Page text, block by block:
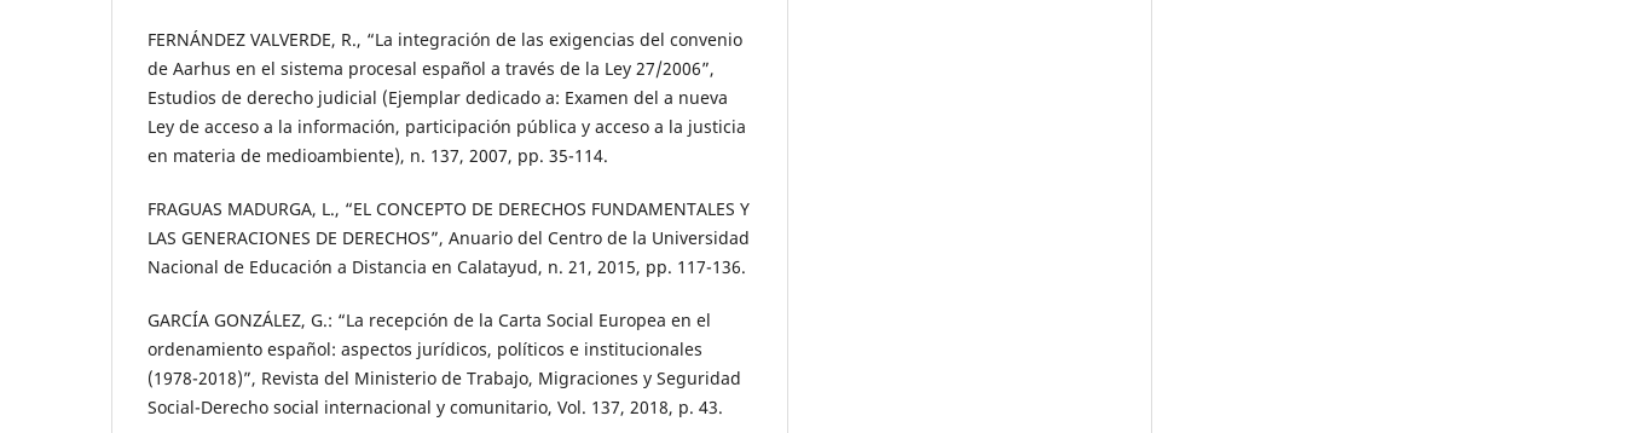
FERNÁNDEZ VALVERDE, R., “La integración de las exigencias del convenio
de Aarhus en el sistema procesal español a través de la Ley 27/2006”,
Estudios de derecho judicial (Ejemplar dedicado a: Examen del a nueva
Ley de acceso a la información, participación pública y acceso a la justicia
en materia de medioambiente), n. 137, 2007, pp. 35-114.
FRAGUAS MADURGA, L., “EL CONCEPTO DE DERECHOS FUNDAMENTALES Y
LAS GENERACIONES DE DERECHOS”, Anuario del Centro de la Universidad
Nacional de Educación a Distancia en Calatayud, n. 21, 2015, pp. 117-136.
GARCÍA GONZÁLEZ, G.: “La recepción de la Carta Social Europea en el
ordenamiento español: aspectos jurídicos, políticos e institucionales
(1978-2018)”, Revista del Ministerio de Trabajo, Migraciones y Seguridad
Social-Derecho social internacional y comunitario, Vol. 137, 2018, p. 43.